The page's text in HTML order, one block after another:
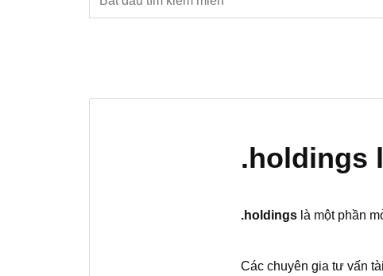
.holdings
.holdingslà một phần
Các chuyên gia tư vấn